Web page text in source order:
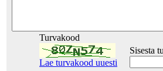
Turvakood
Lae turvakood uuesti
Sisesta